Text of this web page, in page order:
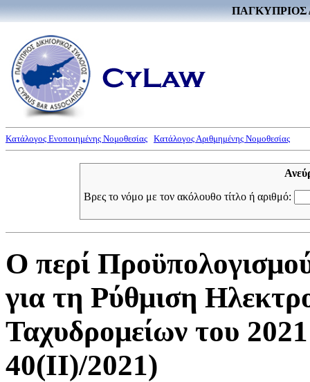
ΠΑΓΚΥΠΡΙΟΣ
Κατάλογος Ενοποιημένης Νομοθεσίας Κατάλογος Αριθμημένης Νομοθεσίας
Βρες το νόμο με τον ακόλουθο τίτλο ή αριθμό:
Ο περί
για τη Ρύθμιση
Ταχυδρομείων του
40(II)/2021)